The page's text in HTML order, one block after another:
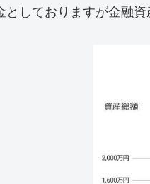
としておりますが金融